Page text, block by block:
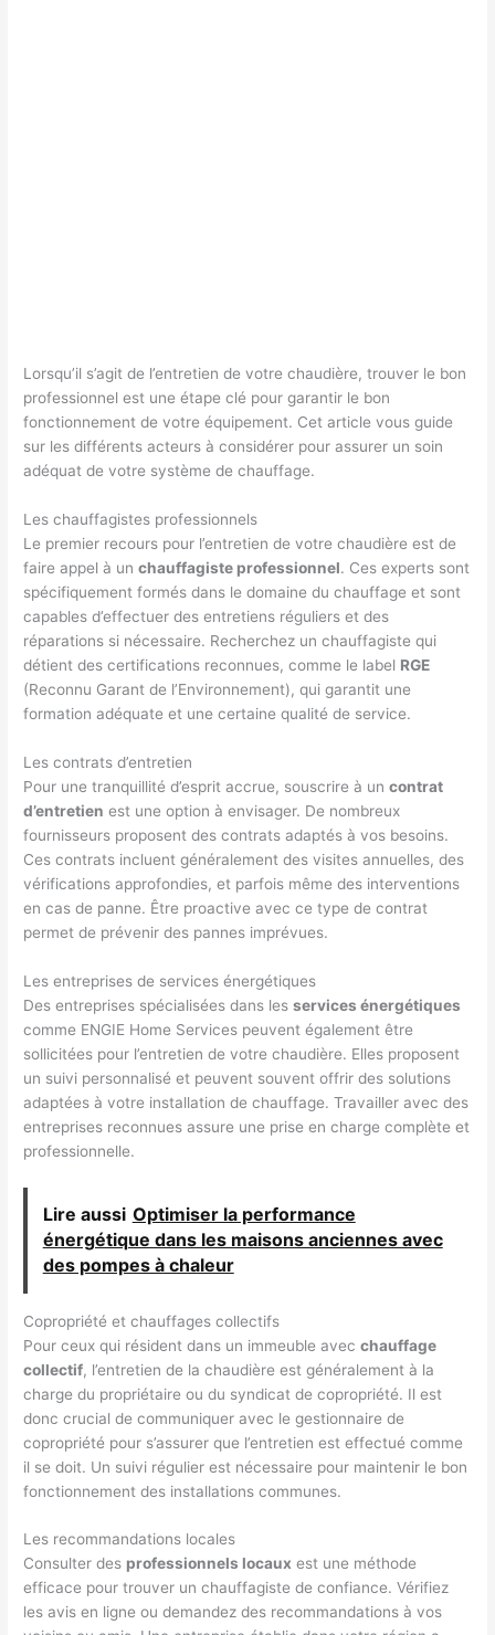
Lorsqu’il s’agit de l’entretien de votre chaudière, trouver le bon
professionnel est une étape clé pour garantir le bon
fonctionnement de votre équipement. Cet article vous guide
sur les différents acteurs à considérer pour assurer un soin
adéquat de votre système de chauffage.
Les chauffagistes professionnels
Le premier recours pour l’entretien de votre chaudière est de
faire appel à unchauffagiste professionnel. Ces experts sont
spécifiquement formés dans le domaine du chauffage et sont
capables d’effectuer des entretiens réguliers et des
réparations si nécessaire. Recherchez un chauffagiste qui
détient des certifications reconnues, comme le label RGE
(Reconnu Garant de l’Environnement), qui garantit une
formation adéquate et une certaine qualité de service.
Les contrats d’entretien
Pour une tranquillité d’esprit accrue, souscrire à uncontrat
d’entretien est une option à envisager. De nombreux
fournisseurs proposent des contrats adaptés à vos besoins.
Ces contrats incluent généralement des visites annuelles, des
vérifications approfondies, et parfois même des interventions
en cas de panne. Être proactive avec ce type de contrat
permet de prévenir des pannes imprévues.
Les entreprises de services énergétiques
Des entreprises spécialisées dans lesservices énergétiques
comme ENGIE Home Services peuvent également être
sollicitées pour l’entretien de votre chaudière. Elles proposent
un suivi personnalisé et peuvent souvent offrir des solutions
adaptées à votre installation de chauffage. Travailler avec des
entreprises reconnues assure une prise en charge complète et
professionnelle.
Lire aussi Optimiser la performance
énergétique dans les maisons anciennes avec
des pompes à chaleur
Copropriété et chauffages collectifs
Pour ceux qui résident dans un immeuble avecchauffage
collectif, l’entretien de la chaudière est généralement à la
charge du propriétaire ou du syndicat de copropriété. Il est
donc crucial de communiquer avec le gestionnaire de
copropriété pour s’assurer que l’entretien est effectué comme
il se doit. Un suivi régulier est nécessaire pour maintenir le bon
fonctionnement des installations communes.
Les recommandations locales
Consulter des professionnels locaux est une méthode
efficace pour trouver un chauffagiste de confiance. Vérifiez
les avis en ligne ou demandez des recommandations à vos